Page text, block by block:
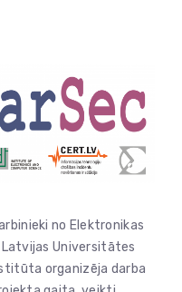
no Elektronikas
Universitātes
organizēja darba